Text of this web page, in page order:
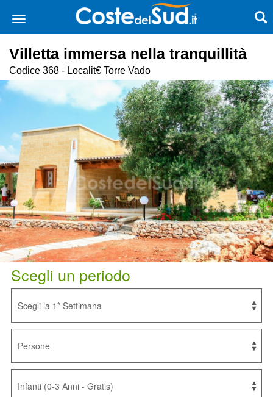
Villetta immersa nella tranquillità
Codice 368 - Localit€ Torre Vado
Scegli un periodo